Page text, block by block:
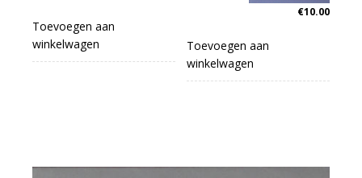
Toevoegen aan
winkelwagen
€10.00
Toevoegen aan
winkelwagen